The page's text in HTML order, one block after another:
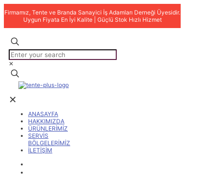
Firmamız, Tente ve Branda Sanayici İş Adamları Derneği Üyesidir.
Uygun Fiyata En İyi Kalite | Güçlü Stok Hızlı Hizmet
✕
✕
ANASAYFA
HAKKIMIZDA
ÜRÜNLERİMİZ
SERVİS
BÖLGELERİMİZ
İLETİŞİM